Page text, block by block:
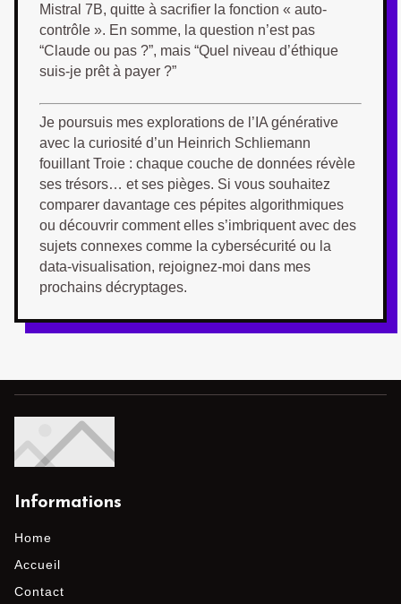
Mistral 7B, quitte à sacrifier la fonction « auto-
contrôle ». En somme, la question n’est pas
“Claude ou pas ?”, mais “Quel niveau d’éthique
suis-je prêt à payer ?”
Je poursuis mes explorations de l’IA générative
avec la curiosité d’un Heinrich Schliemann
fouillant Troie : chaque couche de données révèle
ses trésors… et ses pièges. Si vous souhaitez
comparer davantage ces pépites algorithmiques
ou découvrir comment elles s’imbriquent avec des
sujets connexes comme la cybersécurité ou la
data-visualisation, rejoignez-moi dans mes
prochains décryptages.
Informations
Home
Accueil
Contact